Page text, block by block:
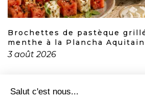
Brochettes de pastèque
menthe à la Plancha
3 août 2026